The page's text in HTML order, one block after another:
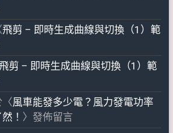
飛剪 – 即時生成曲線與切換（1）範
剪 – 即時生成曲線與切換（1）範
〈風車能發多少電？風力發電功率
！ 〉發佈留言